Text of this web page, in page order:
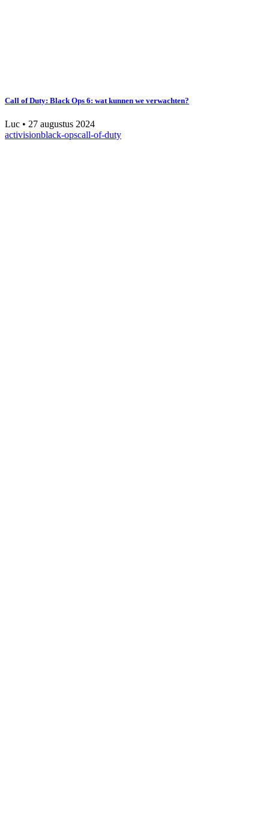
Call of Duty: Black Ops 6: wat kunnen we verwachten?
Luc • 27 augustus 2024
activisionblack-opscall-of-duty